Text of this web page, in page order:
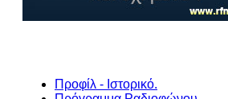
Προφίλ - Ιστορικό.